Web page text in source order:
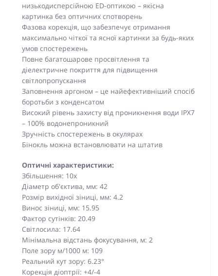
низькодисперсійною ED-оптикою – якісна
картинка без оптичних спотворень
Фазова корекція, що забезпечує отримання
максимально чіткої та ясної картинки за будь-яких
умов спостережень
Повне багатошарове просвітлення та
діелектричне покриття для підвищення
світлопропускання
Заповнення аргоном – це найефективніший спосіб
боротьби з конденсатом
Високий рівень захисту від проникнення води IPX7
– 100% водонепроникний
Зручність спостережень в окулярах
Бінокль можна встановлювати на штатив
Оптичні характеристики:
Збільшення: 10x
Діаметр об'єктива, мм: 42
Розмір вихідної зіниці, мм: 4.2
Винос зіниці, мм: 15.95
Фактор сутінків: 20.49
Світлосила: 17.64
Мінімальна відстань фокусування, м: 2
Поле зору м/1000 м: 109
Реальний кут зору: 6.23°
Корекція діоптрії: +4/-4